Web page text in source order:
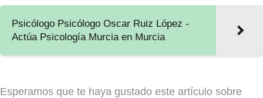
Psicólogo Psicólogo Oscar Ruiz López -
Actúa Psicología Murcia en Murcia
Esperamos que te haya gustado este artículo sobre